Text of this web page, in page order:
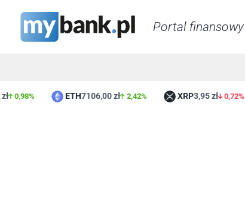
Portal finansowy
ETH 7106,00 zł 2,42% XRP3,95 zł 0,72%